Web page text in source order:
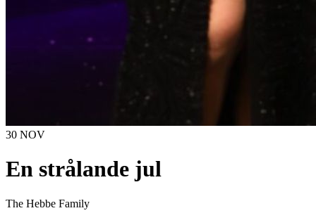
30 NOV
En strålande jul
The Hebbe Family